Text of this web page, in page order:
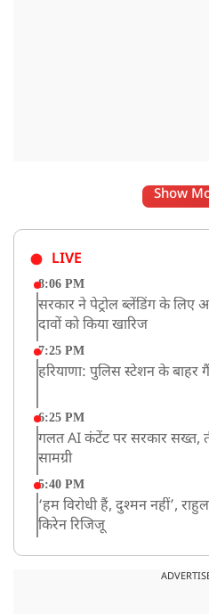
Show
LIVE
8:06 PM
सरकार ने पेट्रोल ब्लेंडिंग के
दावों को किया खारिज
7:25 PM
हरियाणा: पुलिस स्टेशन के बाहर
6:25 PM
गलत AI कंटेंट पर सरकार सख्त,
सामग्री
5:40 PM
‘हम विरोधी हैं, दुश्मन नहीं’,
किरेन रिजिजू
झारखंड के छात्रों को CJP का